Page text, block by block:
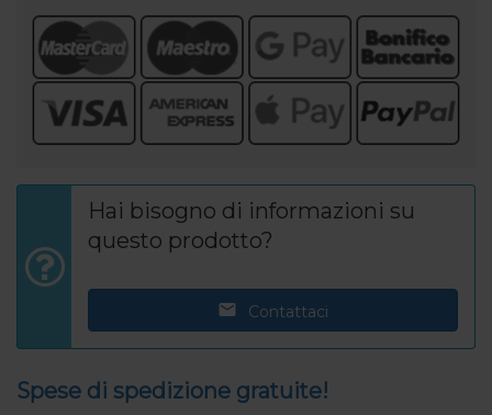
Hai bisogno di informazioni su
questo prodotto?
Contattaci
Spese di spedizione gratuite!